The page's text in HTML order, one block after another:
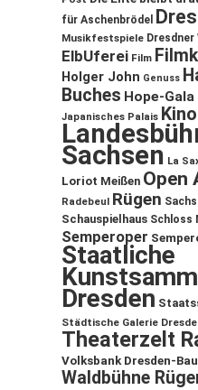
für Aschenbrödel
Musikfestspiele Dresdner
ElbUferei Film
Holger John Genuss
Buches Hope-Gala
Japanisches Palais Kino
Sachsen La
Loriot Meißen Open
Radebeul Rügen
Schauspielhaus Schloss
Semperoper
Staatliche
Dresden
Städtische Galerie
Theaterzelt
Volksbank Dresden-
Waldbühne